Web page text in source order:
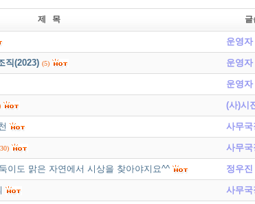
제 목 글
운영자
직(2023) (5) 운영자
운영자
(사)시
사무국
사무국
이도 맑은 자연에서 시상을 찾아야지요^^ 정우진
사무국